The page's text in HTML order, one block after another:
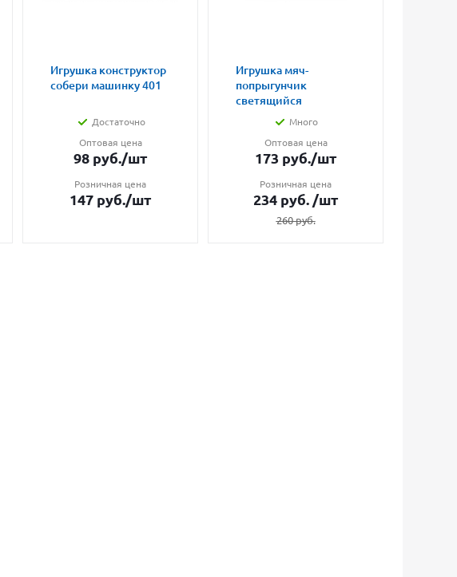
Игрушка конструктор
собери машинку 401
Достаточно
Оптовая цена
98 руб./шт
Розничная цена
147 руб./шт
Игрушка мяч-
попрыгунчик
светящийся
Много
Оптовая цена
173 руб./шт
Розничная цена
234 руб. /шт
260руб.